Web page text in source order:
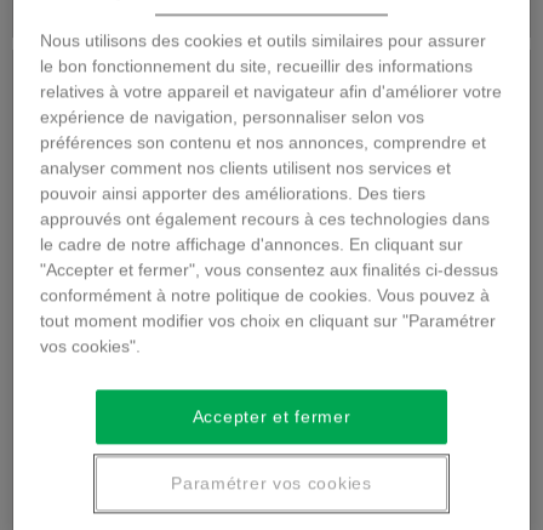
Bouquet deuil
56,00 €
Détails
Plante verte
47,00 €
Détails
Nous utilisons des cookies et outils similaires pour assurer
le bon fonctionnement du site, recueillir des informations
relatives à votre appareil et navigateur afin d'améliorer votre
expérience de navigation, personnaliser selon vos
préférences son contenu et nos annonces, comprendre et
analyser comment nos clients utilisent nos services et
pouvoir ainsi apporter des améliorations. Des tiers
approuvés ont également recours à ces technologies dans
le cadre de notre affichage d'annonces. En cliquant sur
"Accepter et fermer", vous consentez aux finalités ci-dessus
conformément à notre politique de cookies. Vous pouvez à
tout moment modifier vos choix en cliquant sur "Paramétrer
vos cookies".
Accepter et fermer
Paramétrer vos cookies